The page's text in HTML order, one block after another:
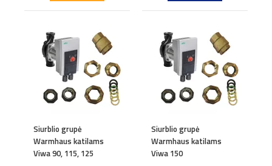
Siurblio grupė
Warmhaus katilams
Viwa 90, 115, 125
Siurblio grupė
Warmhaus katilams
Viwa 150